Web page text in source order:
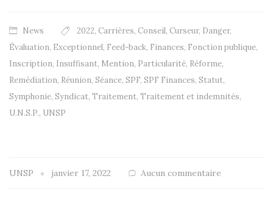
News 2022, Carrières, Conseil, Curseur, Danger,
Évaluation, Exceptionnel, Feed-back, Finances, Fonction publique,
Inscription, Insuffisant, Mention, Particularité, Réforme,
Remédiation, Réunion, Séance, SPF, SPF Finances, Statut,
Symphonie, Syndicat, Traitement, Traitement et indemnités,
U.N.S.P., UNSP
UNSP janvier 17, 2022 Aucun commentaire